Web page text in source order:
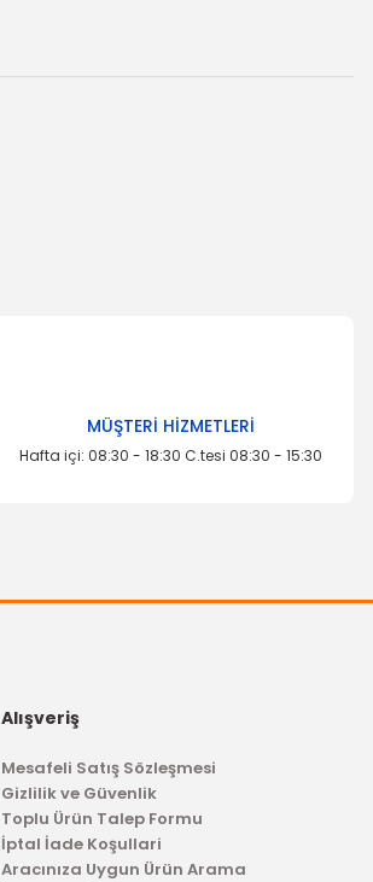
MÜŞTERİ HİZMETLERİ
Hafta içi: 08:30 - 18:30 C.tesi 08:30 - 15:30
Alışveriş
Mesafeli Satış Sözleşmesi
Gizlilik ve Güvenlik
Toplu Ürün Talep Formu
İptal İade Koşullari
Aracınıza Uygun Ürün Arama